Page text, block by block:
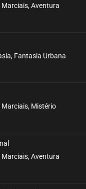
Aventura
Fantasia Urbana
Mistério
Aventura